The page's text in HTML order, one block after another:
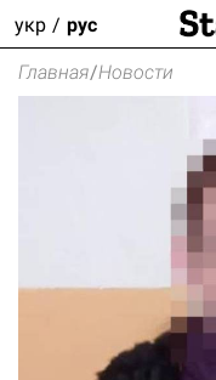
укр рус
Главная/Новости